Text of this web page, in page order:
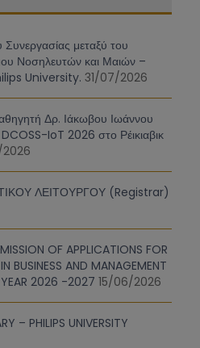
μεταξύ του
Νοσηλευτών και Μαιών –
University. 31/07/2026
Δρ. Ιάκωβου Ιωάννου
IoT 2026 στο Ρέικιαβικ
ΛΕΙΤΟΥΡΓΟΥ (Registrar)
OF APPLICATIONS FOR
BUSINESS AND MANAGEMENT
YEAR 2026 -2027 15/06/2026
– PHILIPS UNIVERSITY